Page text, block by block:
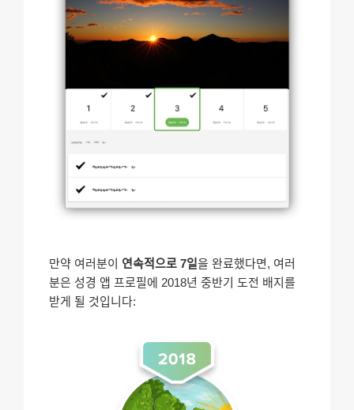
만약 여러분이 연속적으로 7일을 완료했다면, 여러
분은 성경 앱 프로필에 2018년 중반기 도전 배지를
받게 될 것입니다: